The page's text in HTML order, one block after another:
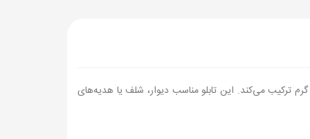
ترکیب می‌کند. این تابلو مناسب دیوار، شلف یا هدیه‌های